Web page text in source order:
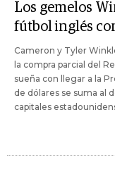
Los gemelos
fútbol inglés
Cameron y Tyler
la compra parcial del
sueña con llegar a la
de dólares se suma al
capitales